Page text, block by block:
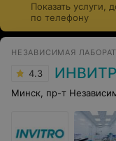
Показать услуги,
по телефону
НЕЗАВИСИМАЯ
4.3
Минск, пр-т